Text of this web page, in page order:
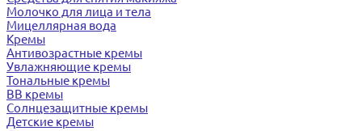
Молочко для лица и тела
Мицеллярная вода
Кремы
Антивозрастные кремы
Увлажняющие кремы
Тональные кремы
BB кремы
Солнцезащитные кремы
Детские кремы